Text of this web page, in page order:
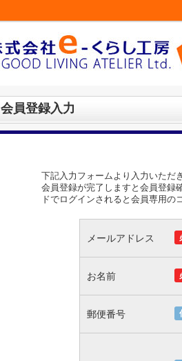
会員登録入力
下記入力フォームより入力いただ
会員登録が完了しますと会員登録
ドでログインされると会員専用の
メールアドレス
お名前
郵便番号